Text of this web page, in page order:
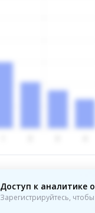
Доступ к аналитике
Зарегистрируйтесь,